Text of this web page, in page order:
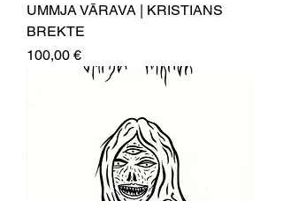
UMMJA VĀRAVA | KRISTIANS
BREKTE
Price
100,00 €